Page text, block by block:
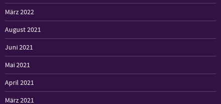
März 2022
August 2021
Juni 2021
Mai 2021
April 2021
März 2021